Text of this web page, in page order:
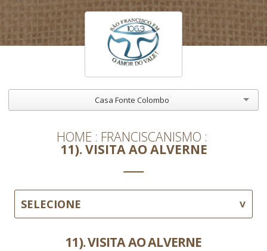
Casa Fonte Colombo
HOME FRANCISCANISMO
11). VISITA AO ALVERNE
SELECIONE
11). VISITA AO ALVERNE